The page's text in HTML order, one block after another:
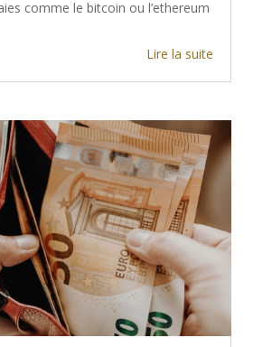
comme le bitcoin ou l’ethereum
Lire la suite